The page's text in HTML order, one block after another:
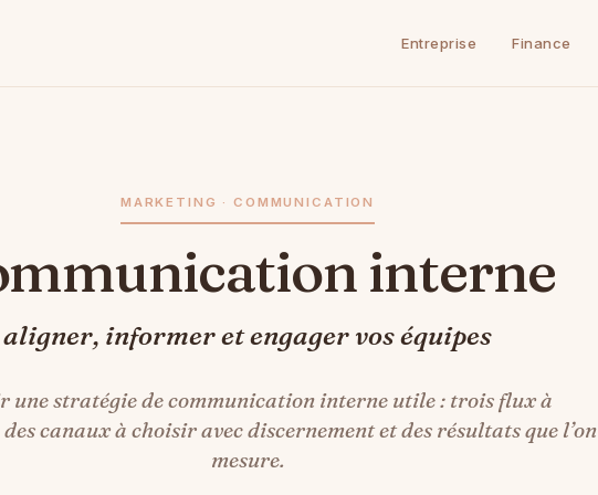
Entreprise Finance
MARKETING · COMMUNICATION
interne
aligner, informer et engager vos équipes
une stratégie de communication interne utile : trois flux à
canaux à choisir avec discernement et des résultats que l’on
mesure.